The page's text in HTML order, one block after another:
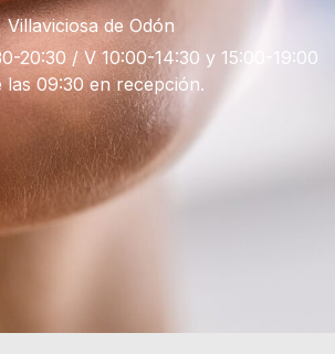
de Odón
20:30 / V 10:00-14:30 y 15:00-19:00
las 09:30 en recepción.